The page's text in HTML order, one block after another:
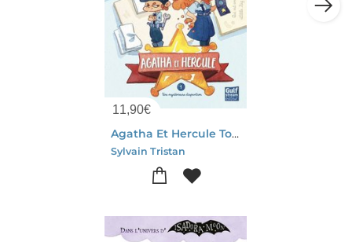
11,90€
Agatha Et Hercule Tome 1 : Une Mysterieuse Disparition
Sylvain Tristan